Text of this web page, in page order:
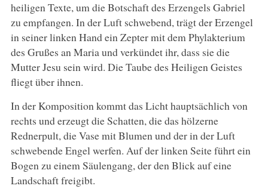
heiligen Texte, um die Botschaft des Erzengels Gabriel
zu empfangen. In der Luft schwebend, trägt der Erzengel
in seiner linken Hand ein Zepter mit dem Phylakterium
des Grußes an Maria und verkündet ihr, dass sie die
Mutter Jesu sein wird. Die Taube des Heiligen Geistes
fliegt über ihnen.
In der Komposition kommt das Licht hauptsächlich von
rechts und erzeugt die Schatten, die das hölzerne
Rednerpult, die Vase mit Blumen und der in der Luft
schwebende Engel werfen. Auf der linken Seite führt ein
Bogen zu einem Säulengang, der den Blick auf eine
Landschaft freigibt.